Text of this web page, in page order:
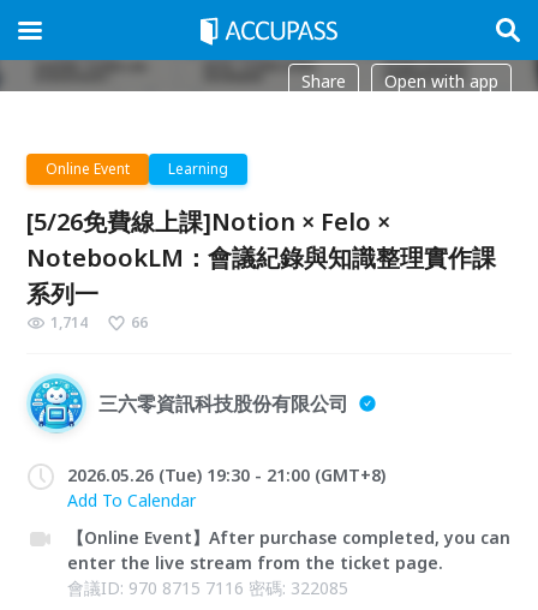
Share Open with app
Online Event Learning
[5/26免費線上課]Notion × Felo ×
NotebookLM：會議紀錄與知識整理實作課
系列一
1,714 66
三六零資訊科技股份有限公司
2026.05.26 (Tue) 19:30 - 21:00 (GMT+8)
Add To Calendar
【Online Event】After purchase completed, you can
enter the live stream from the ticket page.
會議ID: 970 8715 7116 密碼: 322085